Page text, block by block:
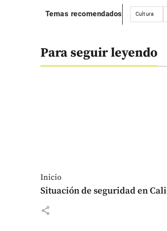
Temas recomendados Cultura
Para seguir leyendo
Inicio
Situación de seguridad en Cali
share